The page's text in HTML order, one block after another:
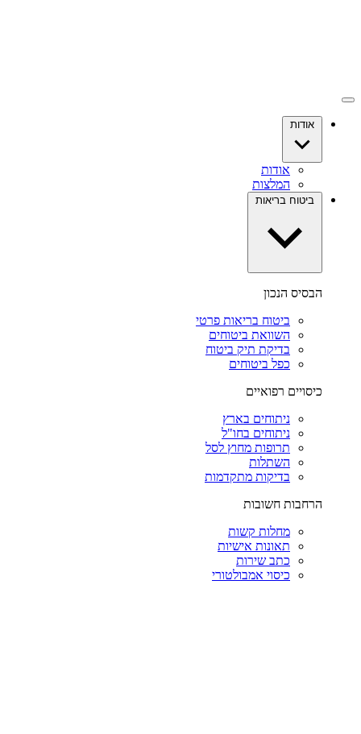
אודות
אודות
המלצות
ביטוח בריאות
הבסיס הנכון
ביטוח בריאות פרטי
השוואת ביטוחים
בדיקת תיק ביטוח
כפל ביטוחים
כיסויים רפואיים
ניתוחים בארץ
ניתוחים בחו"ל
תרופות מחוץ לסל
השתלות
בדיקות מתקדמות
הרחבות חשובות
מחלות קשות
תאונות אישיות
כתב שירות
כיסוי אמבולטורי